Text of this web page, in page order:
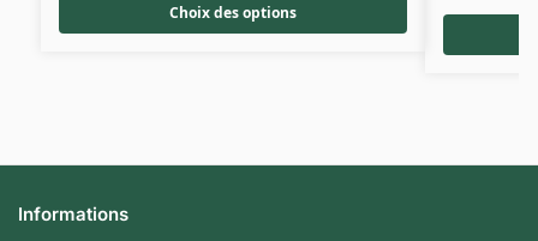
Choix des options
Informations